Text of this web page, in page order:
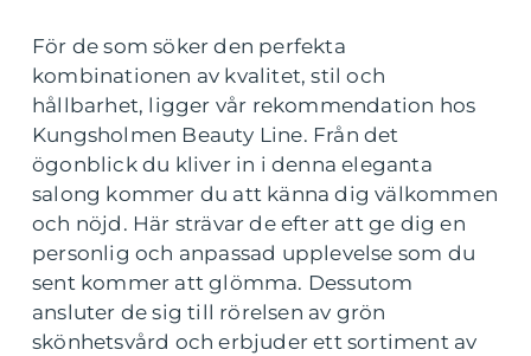
För de som söker den perfekta
kombinationen av kvalitet, stil och
hållbarhet, ligger vår rekommendation hos
Kungsholmen Beauty Line. Från det
ögonblick du kliver in i denna eleganta
salong kommer du att känna dig välkommen
och nöjd. Här strävar de efter att ge dig en
personlig och anpassad upplevelse som du
sent kommer att glömma. Dessutom
ansluter de sig till rörelsen av grön
skönhetsvård och erbjuder ett sortiment av